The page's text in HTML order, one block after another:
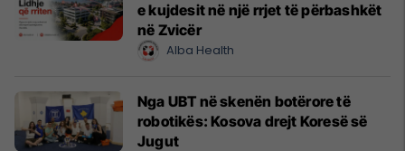
e kujdesit në një rrjet të përbashkët
në Zvicër
Alba Health
Nga UBT në skenën botërore të
robotikës: Kosova drejt Koresë së
Jugut